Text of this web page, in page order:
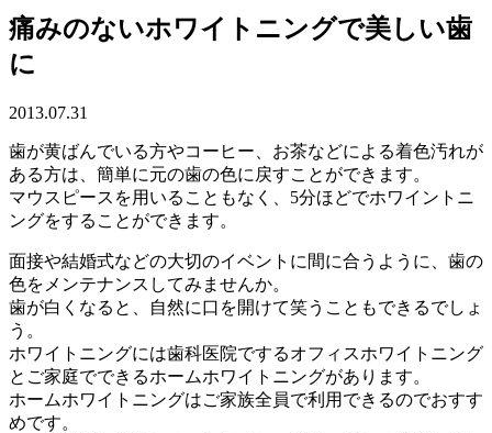
痛みのないホワイトニングで美しい歯
に
2013.07.31
歯が黄ばんでいる方やコーヒー、お茶などによる着色汚れが
ある方は、簡単に元の歯の色に戻すことができます。
マウスピースを用いることもなく、5分ほどでホワイントニ
ングをすることができます。
面接や結婚式などの大切のイベントに間に合うように、歯の
色をメンテナンスしてみませんか。
歯が白くなると、自然に口を開けて笑うこともできるでしょ
う。
ホワイトニングには歯科医院でするオフィスホワイトニング
とご家庭でできるホームホワイトニングがあります。
ホームホワイトニングはご家族全員で利用できるのでおすす
めです。